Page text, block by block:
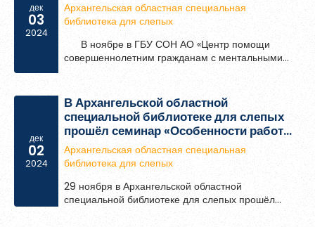
дек
03
2024
Архангельская областная специальная
библиотека для слепых
В ноябре в ГБУ СОН АО «Центр помощи
совершеннолетним гражданам с ментальными
великом баснописце Иване Андреевиче Крылове.
дек
02
2024
В Архангельской областной
специальной библиотеке для слепых
прошёл семинар «Особенности работы
с людьми с незрячими и
слабовидящими пользователями»
Архангельская областная специальная
библиотека для слепых
29 ноября в Архангельской областной
специальной библиотеке для слепых прошёл
Уже зарегистрированы?